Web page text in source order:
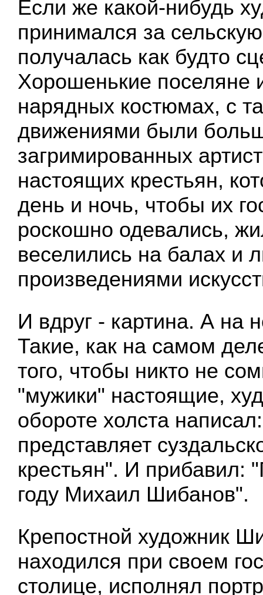
Если же какой-нибудь
принимался за
получалась как будто
Хорошенькие поселяне
нарядных костюмах, с
движениями были
загримированных
настоящих крестьян,
день и ночь, чтобы их
роскошно одевались,
веселились на балах и
произведениями
И вдруг - картина. А на
Такие, как на самом
того, чтобы никто не
"мужики" настоящие,
обороте холста
представляет
крестьян". И прибавил:
году Михаил Шибанов".
Крепостной художник
находился при своем
столице, исполнял